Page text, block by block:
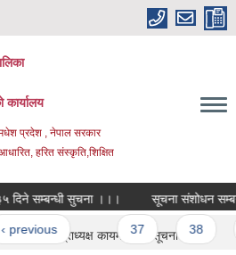
कार्यालय
प्रदेश , नेपाल सरकार
हरित संस्कृति,शिक्षित
सम्बन्धी सुचना ।।। सूचना संशोधन
… 37 38
तथा केन्द्राध्यक्ष कायम गरेको सूचना ।।।